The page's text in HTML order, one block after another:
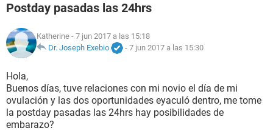
NUTRICIÓN
BIENESTAR
SEXUALIDAD
Postday pasadas las 24hrs
Katherine - 7 jun 2017 a las 15:18
Dr. Joseph Exebio
- 7 jun 2017 a las 15:30
Hola,
Buenos días, tuve relaciones con mi novio el día de mi
ovulación y las dos oportunidades eyaculó dentro, me tome
la postday pasadas las 24hrs hay posibilidades de
embarazo?